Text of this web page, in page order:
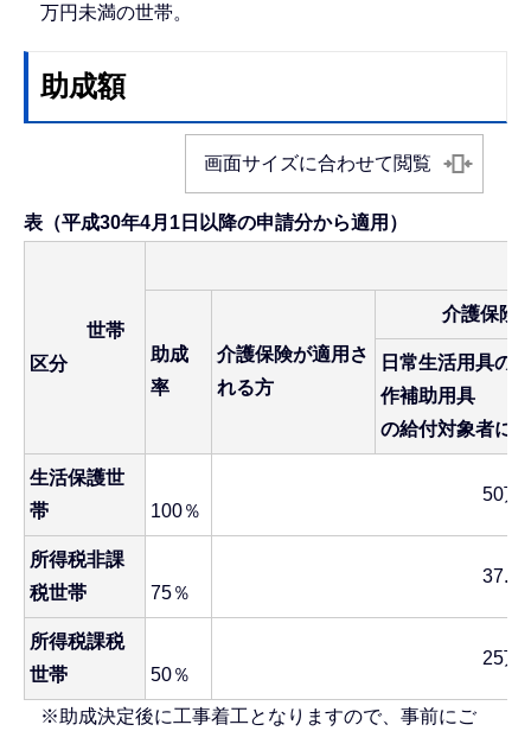
万円未満の世帯。
助成額
画面サイズに合わせて閲覧
表（平成30年4月1日以降の申請分から適用）
世帯
区分
助成
率
介護保険が適用さ
れる方
介護保険が
日常生活用具の
作補助用具
の給付対象者に
生活保護世
帯
100％
50万
所得税非課
税世帯
75％
37.5万
所得税課税
世帯
50％
25万
※助成決定後に工事着工となりますので、事前にご